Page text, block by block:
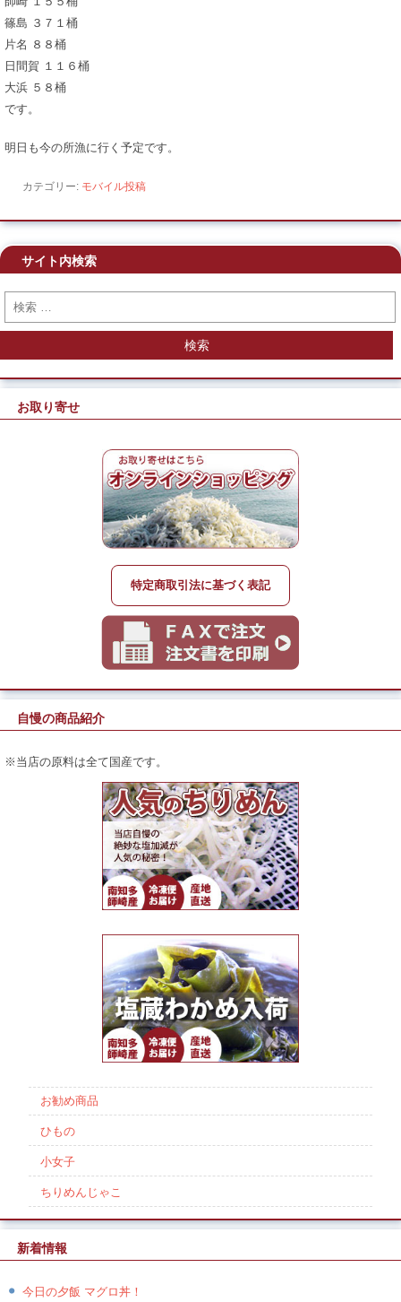
篠島 ３７１桶
片名 ８８桶
日間賀 １１６桶
大浜 ５８桶
です。
明日も今の所漁に行く予定です。
カテゴリー: モバイル投稿
サイト内検索
検索
お取り寄せ
特定商取引法に基づく表記
自慢の商品紹介
※当店の原料は全て国産です。
お勧め商品
ひもの
小女子
ちりめんじゃこ
新着情報
今日の夕飯 マグロ丼！